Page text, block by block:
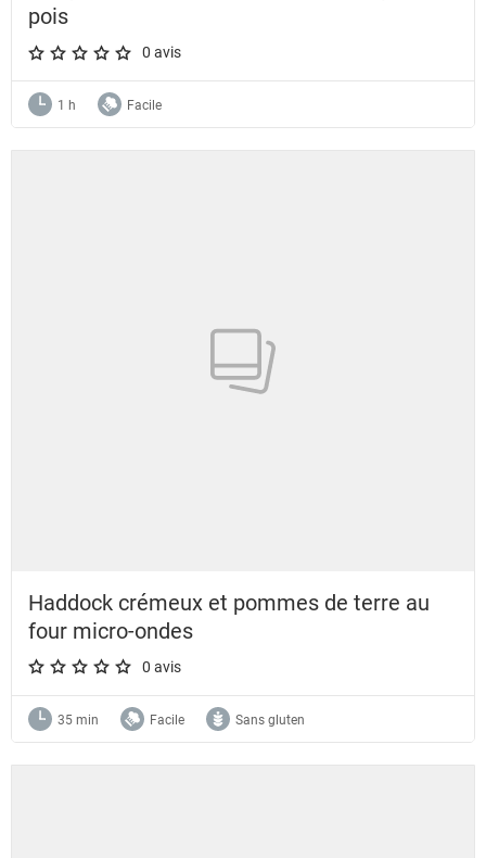
pois
A star rating of 0 out of 5.
0 avis
1 h Facile
Haddock crémeux et pommes de terre au
four micro-ondes
A star rating of 0 out of 5.
0 avis
35 min Facile Sans gluten